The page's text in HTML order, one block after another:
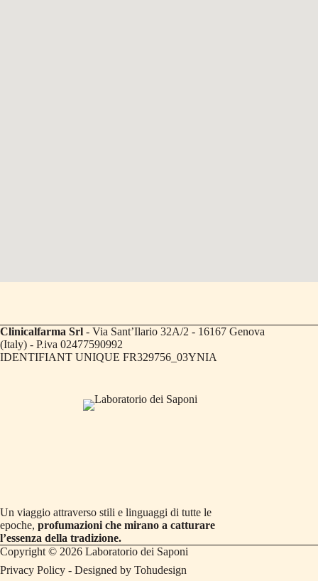
Clinicalfarma Srl - Via Sant’Ilario 32A/2 - 16167 Genova
(Italy) - P.iva 02477590992
IDENTIFIANT UNIQUE FR329756_03YNIA
Un viaggio attraverso stili e linguaggi di tutte le
epoche, profumazioni che mirano a catturare
l’essenza della tradizione.
Copyright © 2026 Laboratorio dei Saponi
Privacy Policy - Designed by Tohudesign